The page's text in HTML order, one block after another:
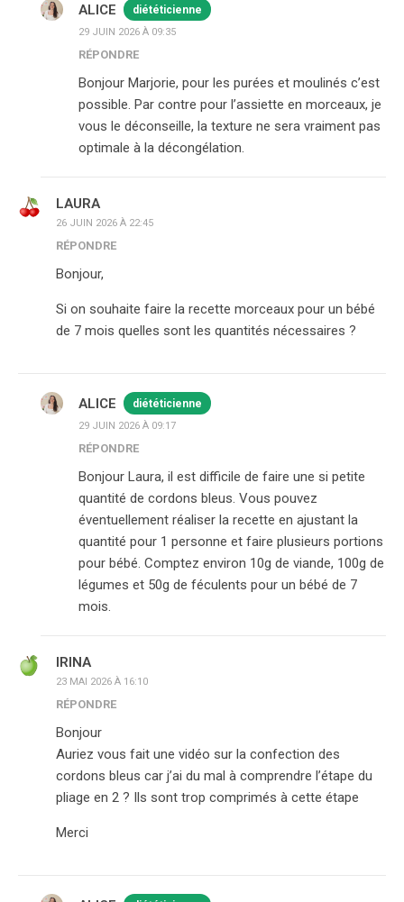
ALICE diététicienne
29 JUIN 2026 À 09:35
RÉPONDRE
Bonjour Marjorie, pour les purées et moulinés c’est
possible. Par contre pour l’assiette en morceaux, je
vous le déconseille, la texture ne sera vraiment pas
optimale à la décongélation.
LAURA
26 JUIN 2026 À 22:45
RÉPONDRE
Bonjour,
Si on souhaite faire la recette morceaux pour un bébé
de 7 mois quelles sont les quantités nécessaires ?
ALICE diététicienne
29 JUIN 2026 À 09:17
RÉPONDRE
Bonjour Laura, il est difficile de faire une si petite
quantité de cordons bleus. Vous pouvez
éventuellement réaliser la recette en ajustant la
quantité pour 1 personne et faire plusieurs portions
pour bébé. Comptez environ 10g de viande, 100g de
légumes et 50g de féculents pour un bébé de 7
mois.
IRINA
23 MAI 2026 À 16:10
RÉPONDRE
Bonjour
Auriez vous fait une vidéo sur la confection des
cordons bleus car j’ai du mal à comprendre l’étape du
pliage en 2 ? Ils sont trop comprimés à cette étape
Merci